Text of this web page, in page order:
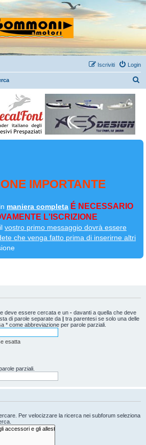
Login
Iscriviti
IMPORTANTE
maniera completa É NECESSARIO
L'ISCRIZIONE
vostro primo messaggio dovrà essere
che venga fatto prima di inserirne altri
deve essere cercata e un - davanti a quella che deve
di parole separate da | tra parentesi se solo una delle
* come abbreviazione per parole parziali.
esatta
parziali.
Per velocizzare la ricerca nei subforum seleziona